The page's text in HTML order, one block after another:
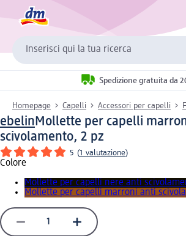
Inserisci qui la tua ricerca
Spedizione gratuita da
Homepage Capelli Accessori per capelli
ebelinMollette per capelli
scivolamento, 2 pz
5 (1 valutazione)
Colore
Mollette per capelli nere anti
Mollette per capelli marroni anti